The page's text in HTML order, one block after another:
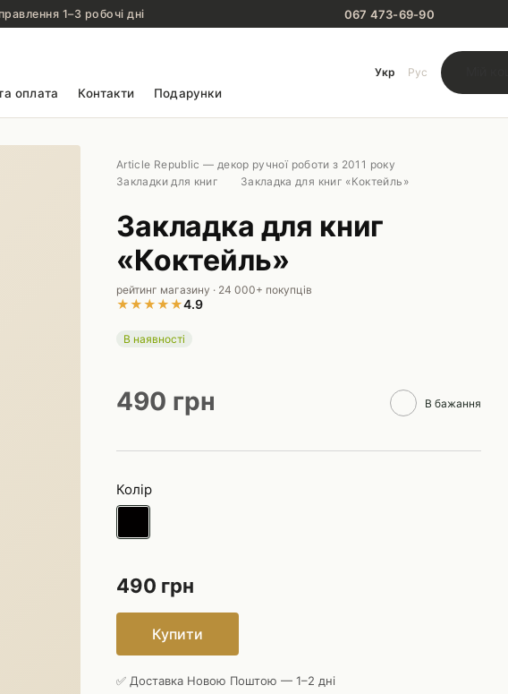
1–3 робочі дні 067 473-69-90
оплата Контакти Подарунки
Укр Рус
Article Republic — декор ручної роботи з 2011 року
Закладки для книг
Закладка для книг «Коктейль»
Закладка для книг
«Коктейль»
★★★★★4.9
рейтинг магазину · 24 000+ покупців
В наявності
490 грн В бажання
Колір
490 грн
Купити
✅ Доставка Новою Поштою — 1–2 дні